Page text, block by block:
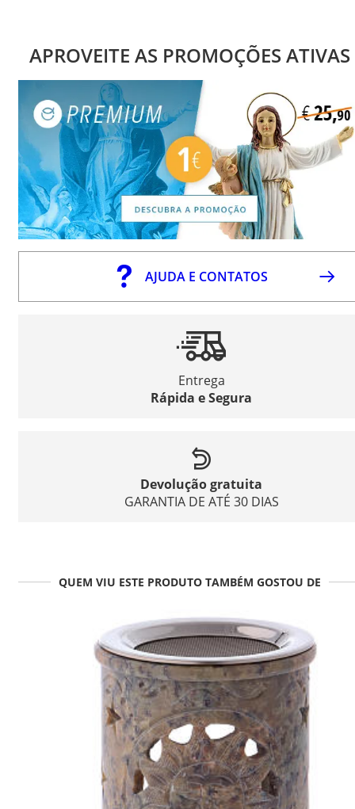
APROVEITE AS PROMOÇÕES ATIVAS
AJUDA E CONTATOS
Entrega
Rápida e Segura
Devolução gratuita
GARANTIA DE ATÉ 30 DIAS
QUEM VIU ESTE PRODUTO TAMBÉM GOSTOU DE